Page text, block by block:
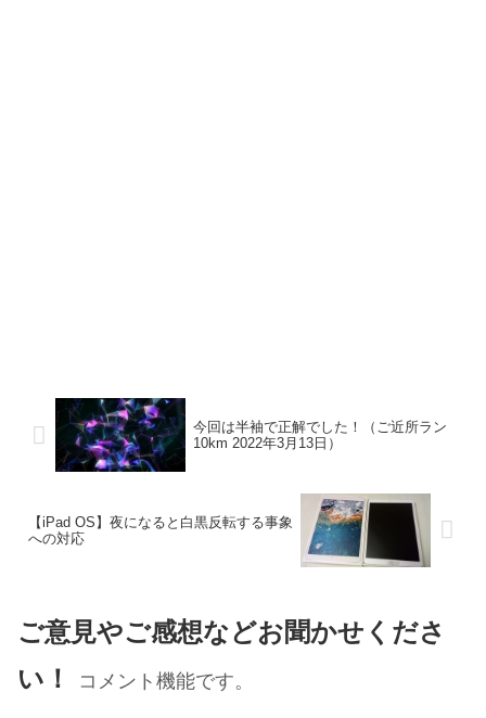
今回は半袖で正解でした！（ご近所ラン
10km 2022年3月13日）
【iPad OS】夜になると白黒反転する事象
への対応
ご意見やご感想などお聞かせくださ
い！
コメント機能です。